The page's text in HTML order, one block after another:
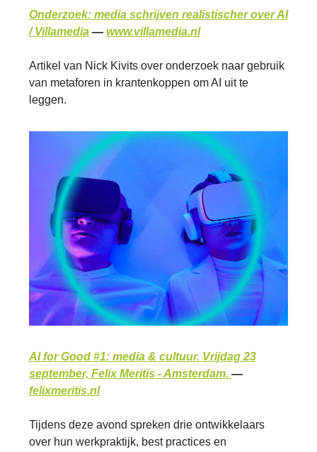
Onderzoek: media schrijven realistischer over AI
/ Villamedia — www.villamedia.nl
Artikel van Nick Kivits over onderzoek naar gebruik
van metaforen in krantenkoppen om AI uit te
leggen.
AI for Good #1: media & cultuur. Vrijdag 23
september, Felix Meritis - Amsterdam. —
felixmeritis.nl
Tijdens deze avond spreken drie ontwikkelaars
over hun werkpraktijk, best practices en